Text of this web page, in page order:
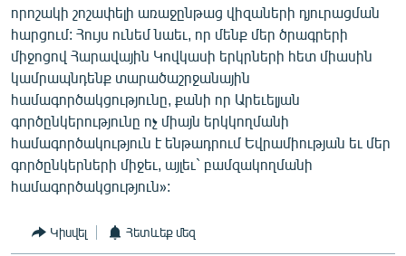
որոշակի շոշափելի առաջընթաց վիզաների դյուրացման
հարցում: Հույս ունեմ նաեւ, որ մենք մեր ծրագրերի
միջոցով Հարավային Կովկասի երկրների հետ միասին
կամրապնդենք տարածաշրջանային
համագործակցությունը, քանի որ Արեւելյան
գործընկերությունը ոչ միայն երկկողմանի
համագործակություն է ենթադրում Եվրամիության եւ մեր
գործընկերների միջեւ, այլեւ` բամզակողմանի
համագործակցություն»:
Կիսվել Հետևեք մեզ